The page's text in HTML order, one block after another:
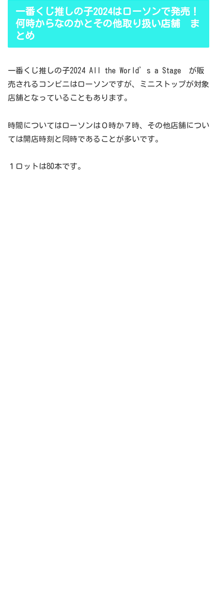
一番くじ推しの子2024はローソンで発売！
何時からなのかとその他取り扱い店舗 ま
とめ
一番くじ推しの子2024 All the World’s a Stage が販
売されるコンビニはローソンですが、ミニストップが対象
店舗となっていることもあります。
時間についてはローソンは０時か７時、その他店舗につい
ては開店時刻と同時であることが多いです。
１ロットは80本です。